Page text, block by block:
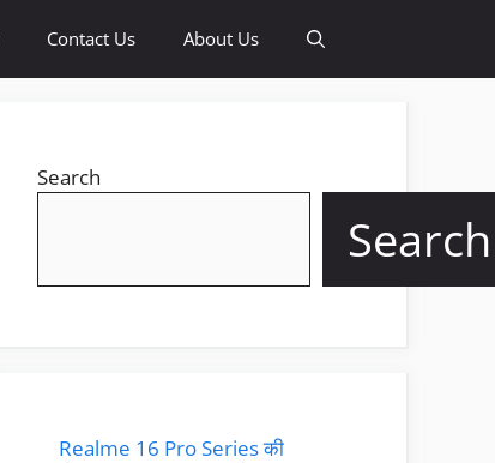
Contact Us About Us
Search
Search
Realme 16 Pro Series की